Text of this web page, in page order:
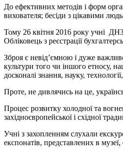
До ефективних методів і форм
вихователя; бесіди з цікавими
Тому 26 квітня 2016 року учні
Обліковець з реєстрації
Зброя є невід’ємною і дуже
культури того чи іншого етносу,
досконалі знання, науку,
Проте, не дивлячись на це,
Процес розвитку холодної та
західноєвропейської і східної
Учні з захопленням слухали
експонатів, представлених в